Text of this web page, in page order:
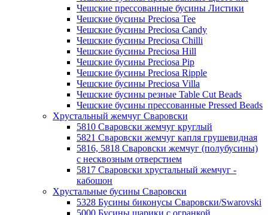
Чешские прессованные бусины Листики
Чешские бусины Preciosa Tee
Чешские бусины Preciosa Candy
Чешские бусины Preciosa Chilli
Чешские бусины Preciosa Hill
Чешские бусины Preciosa Pip
Чешские бусины Preciosa Ripple
Чешские бусины Preciosa Villa
Чешские бусины резные Table Cut Beads
Чешские бусины прессованные Pressed Beads
Хрустальный жемчуг Сваровски
5810 Сваровски жемчуг круглый
5821 Сваровски жемчуг капля грушевидная
5816, 5818 Сваровски жемчуг (полубусины)
с несквозным отверстием
5817 Сваровски хрустальный жемчуг -
кабошон
Хрустальные бусины Сваровски
5328 Бусины биконусы Сваровски/Swarovski